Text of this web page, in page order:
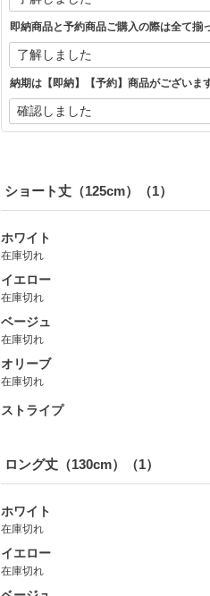
即納商品と予約商品ご購入の際は全て揃
納期は【即納】【予約】商品がございま
ショート丈（125cm）（1）
ホワイト
在庫切れ
イエロー
在庫切れ
ベージュ
在庫切れ
オリーブ
在庫切れ
ストライプ
ロング丈（130cm）（1）
ホワイト
在庫切れ
イエロー
在庫切れ